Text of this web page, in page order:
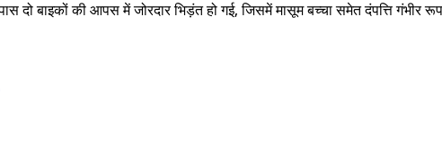
पास दो बाइकों की आपस में जोरदार भिड़ंत हो गई, जिसमें मासूम बच्चा समेत दंपत्ति